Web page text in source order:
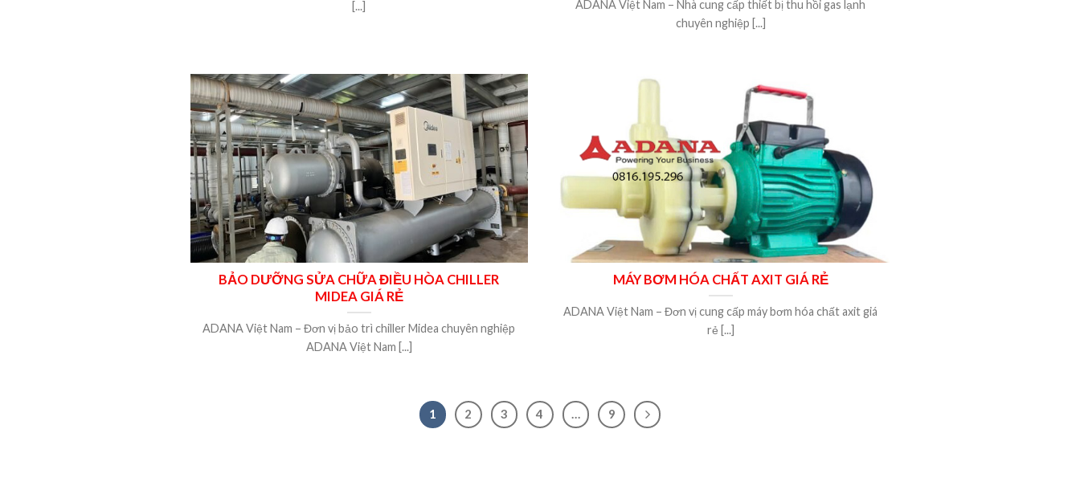
[...]
ADANA Việt Nam – Nhà cung cấp thiết bị thu hồi gas lạnh
chuyên nghiệp [...]
BẢO DƯỠNG SỬA CHỮA ĐIỀU HÒA CHILLER
MIDEA GIÁ RẺ
ADANA Việt Nam – Đơn vị bảo trì chiller Midea chuyên nghiệp
ADANA Việt Nam [...]
MÁY BƠM HÓA CHẤT AXIT GIÁ RẺ
ADANA Việt Nam – Đơn vị cung cấp máy bơm hóa chất axit giá
rẻ [...]
1 2 3 4 … 9